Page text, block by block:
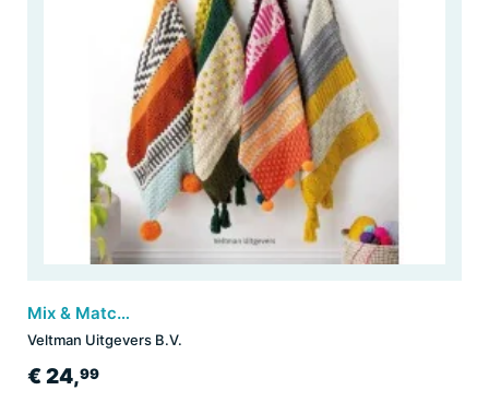
Mix & Match moderne gehaakte dekens
Veltman Uitgevers B.V.
€ 24,99